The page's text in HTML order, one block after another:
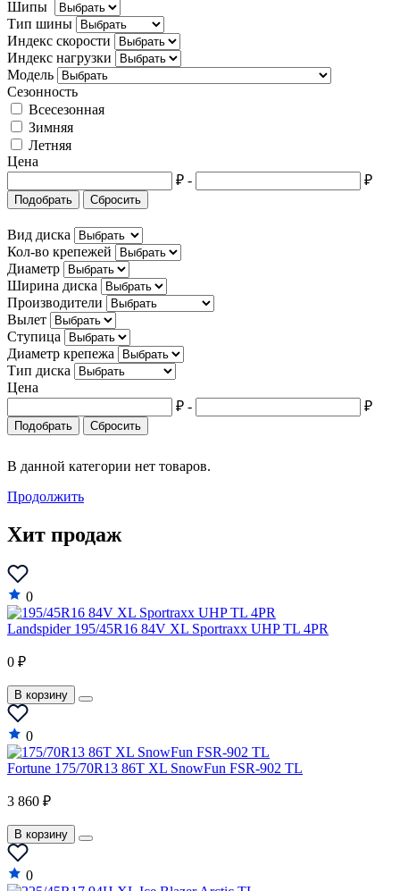
Chevrolet
Chrysler
Citroën
Cupra
Dacia
Daewoo
Daihatsu
Datsun
Dodge
Dongfeng
DS
Eagle
Ferrari
Ford
Genesis
GMC
Haval
Honda
Шипы
Тип шины
Индекс скорости
Индекс нагрузки
Модель
Сезонность
Всесезонная
Зимняя
Летняя
Цена
₽ - ₽
Подобрать Сбросить
Вид диска
Кол-во крепежей
Диаметр
Ширина диска
Производители
Вылет
Ступица
Диаметр крепежа
Тип диска
Цена
₽ - ₽
Подобрать Сбросить
В данной категории нет товаров.
Продолжить
Хит продаж
0
Landspider 195/45R16 84V XL Sportraxx UHP TL 4PR
0 ₽
В корзину
0
Fortune 175/70R13 86T XL SnowFun FSR-902 TL
3 860 ₽
В корзину
0